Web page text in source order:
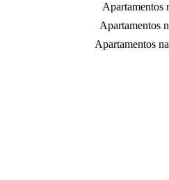
Apartamentos
Apartamentos
Apartamentos